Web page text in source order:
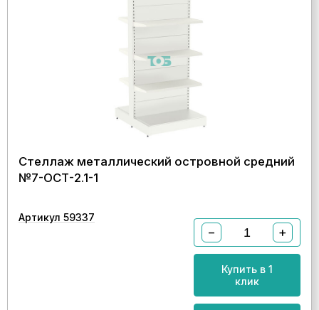
Стеллаж металлический островной средний
№7-ОСТ-2.1-1
Артикул 59337
− +
Купить в 1
клик